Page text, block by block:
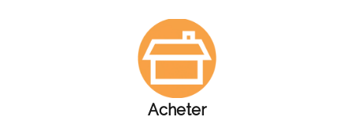
Acheter